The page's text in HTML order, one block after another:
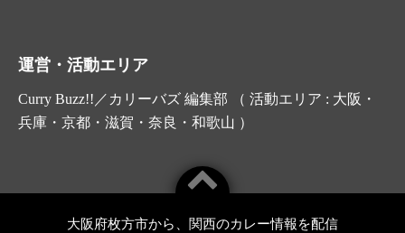
運営・活動エリア
Curry Buzz!!／カリーバズ 編集部 （ 活動エリア : 大阪・
兵庫・京都・滋賀・奈良・和歌山 ）
大阪府枚方市から、関西のカレー情報を配信